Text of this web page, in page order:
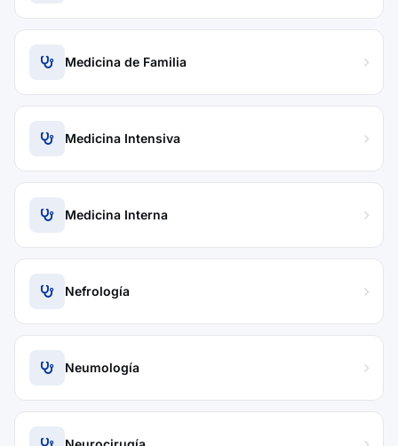
Medicina de Familia
Medicina Intensiva
Medicina Interna
Nefrología
Neumología